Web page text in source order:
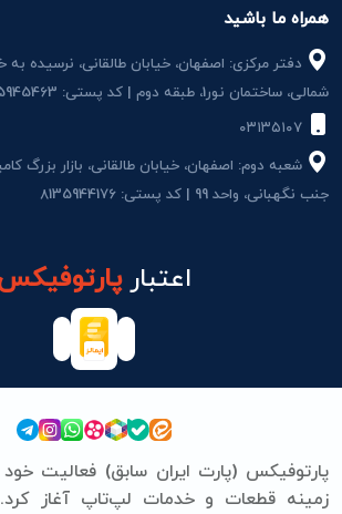
همراه ما باشید
دفتر مرکزی: اصفهان، خیابان طالقانی، نرسیده به
شمالی، ساختمان نور1، طبقه دوم | کد پستی: 8135945463
شعبه دوم: اصفهان، خیابان طالقانی، بازار بزرگ
جنب نگهبانی، واحد 99 | کد پستی: 8135944176
اعتبار
زمینه قطعات و خدمات لپ‌تاپ آغاز